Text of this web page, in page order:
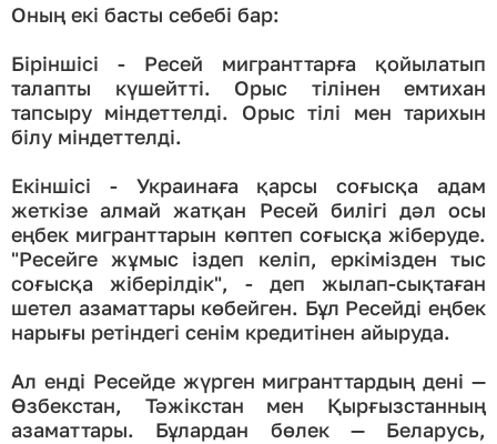
Оның екі басты себебі бар:
Біріншісі - Ресей мигранттарға қойылатып
талапты күшейтті. Орыс тілінен емтихан
тапсыру міндеттелді. Орыс тілі мен тарихын
білу міндеттелді.
Екіншісі - Украинаға қарсы соғысқа адам
жеткізе алмай жатқан Ресей билігі дәл осы
еңбек мигранттарын көптеп соғысқа жіберуде.
"Ресейге жұмыс іздеп келіп, еркімізден тыс
соғысқа жіберілдік", - деп жылап-сықтаған
шетел азаматтары көбейген. Бұл Ресейді еңбек
нарығы ретіндегі сенім кредитінен айыруда.
Ал енді Ресейде жүрген мигранттардың дені —
Өзбекстан, Тәжікстан мен Қырғызстанның
азаматтары. Бұлардан бөлек — Беларусь,